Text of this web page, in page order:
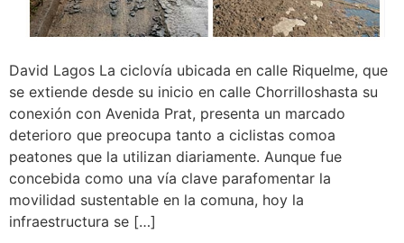
David Lagos La ciclovía ubicada en calle Riquelme, que
se extiende desde su inicio en calle Chorrilloshasta su
conexión con Avenida Prat, presenta un marcado
deterioro que preocupa tanto a ciclistas comoa
peatones que la utilizan diariamente. Aunque fue
concebida como una vía clave parafomentar la
movilidad sustentable en la comuna, hoy la
infraestructura se […]